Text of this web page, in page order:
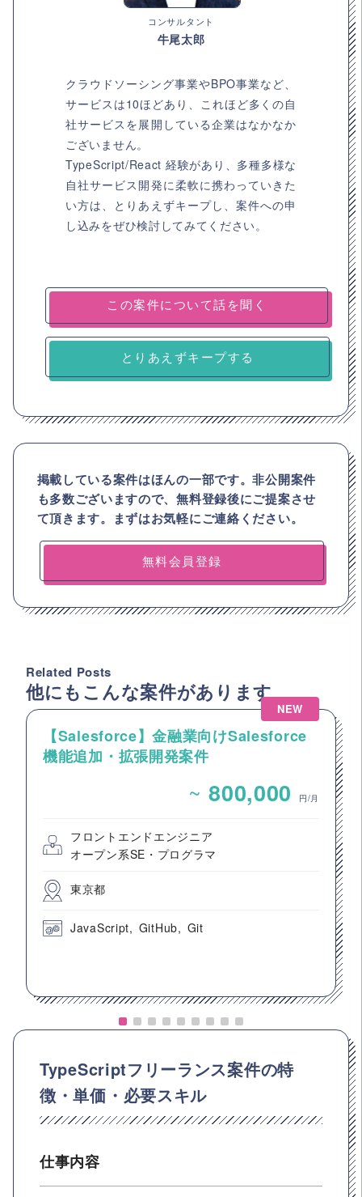
コンサルタント
牛尾太郎
クラウドソーシング事業やBPO事業など、
サービスは10ほどあり、これほど多くの自
社サービスを展開している企業はなかなか
ございません。
TypeScript/React 経験があり、多種多様な
自社サービス開発に柔軟に携わっていきた
い方は、とりあえずキープし、案件への申
し込みをぜひ検討してみてください。
とりあえずキープする
掲載している案件はほんの一部です。非公開案件
も多数ございますので、無料登録後にご提案させ
て頂きます。まずはお気軽にご連絡ください。
無料会員登録
Related Posts
他にもこんな案件があります
NEW
【Salesforce】金融業向けSalesforce
機能追加・拡張開発案件
~ 800,000 円/月
フロントエンドエンジニア
オープン系SE・プログラマ
東京都
JavaScript GitHub Git
TypeScriptフリーランス案件の特
徴・単価・必要スキル
仕事内容